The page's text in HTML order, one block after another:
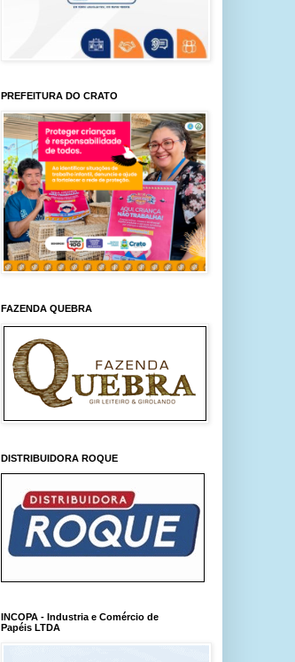
PREFEITURA DO CRATO
FAZENDA QUEBRA
DISTRIBUIDORA ROQUE
INCOPA - Industria e Comércio de
Papéis LTDA